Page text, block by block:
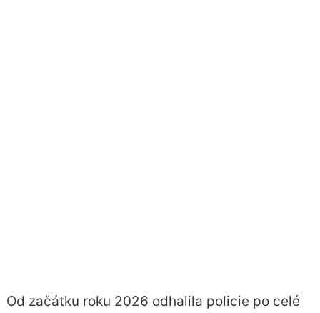
Od začátku roku 2026 odhalila policie po celé